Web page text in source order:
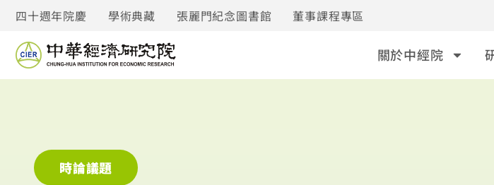
四十週年院慶 學術典藏 張麗門紀念圖書館 董事課程專區
關於中經院
時論議題